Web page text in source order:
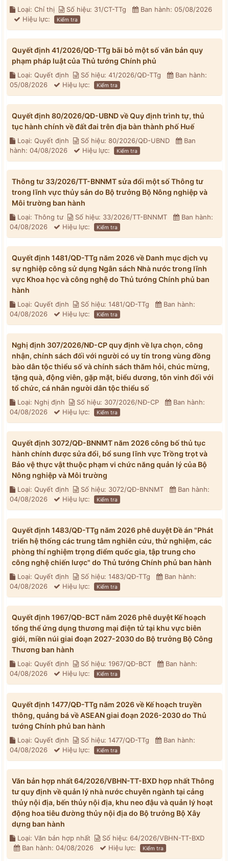
Loại: Chỉ thị Số hiệu: 31/CT-TTg
Ban hành: 05/08/2026
Hiệu lực:
Kiểm tra
Quyết định 41/2026/QĐ-TTg bãi bỏ một số văn bản quy
phạm pháp luật của Thủ tướng Chính phủ
Loại: Quyết định Số hiệu: 41/2026/QĐ-TTg
Ban hành:
05/08/2026
Hiệu lực: Kiểm tra
Quyết định 80/2026/QĐ-UBND về Quy định trình tự, thủ
tục hành chính về đất đai trên địa bàn thành phố Huế
Loại: Quyết định Số hiệu: 80/2026/QĐ-UBND
Ban
hành: 04/08/2026
Hiệu lực: Kiểm tra
Thông tư 33/2026/TT-BNNMT sửa đổi một số Thông tư
trong lĩnh vực thủy sản do Bộ trưởng Bộ Nông nghiệp và
Môi trường ban hành
Loại: Thông tư Số hiệu: 33/2026/TT-BNNMT
Ban hành:
04/08/2026
Hiệu lực: Kiểm tra
Quyết định 1481/QĐ-TTg năm 2026 về Danh mục dịch vụ
sự nghiệp công sử dụng Ngân sách Nhà nước trong lĩnh
vực Khoa học và công nghệ do Thủ tướng Chính phủ ban
hành
Loại: Quyết định Số hiệu: 1481/QĐ-TTg
Ban hành:
04/08/2026
Hiệu lực: Kiểm tra
Nghị định 307/2026/NĐ-CP quy định về lựa chọn, công
nhận, chính sách đối với người có uy tín trong vùng đồng
bào dân tộc thiểu số và chính sách thăm hỏi, chúc mừng,
tặng quà, động viên, gặp mặt, biểu dương, tôn vinh đối với
tổ chức, cá nhân người dân tộc thiểu số
Loại: Nghị định Số hiệu: 307/2026/NĐ-CP
Ban hành:
04/08/2026
Hiệu lực: Kiểm tra
Quyết định 3072/QĐ-BNNMT năm 2026 công bố thủ tục
hành chính được sửa đổi, bổ sung lĩnh vực Trồng trọt và
Bảo vệ thực vật thuộc phạm vi chức năng quản lý của Bộ
Nông nghiệp và Môi trường
Loại: Quyết định Số hiệu: 3072/QĐ-BNNMT
Ban hành:
04/08/2026
Hiệu lực: Kiểm tra
Quyết định 1483/QĐ-TTg năm 2026 phê duyệt Đề án "Phát
triển hệ thống các trung tâm nghiên cứu, thử nghiệm, các
phòng thí nghiệm trọng điểm quốc gia, tập trung cho
công nghệ chiến lược" do Thủ tướng Chính phủ ban hành
Loại: Quyết định Số hiệu: 1483/QĐ-TTg
Ban hành:
04/08/2026
Hiệu lực: Kiểm tra
Quyết định 1967/QĐ-BCT năm 2026 phê duyệt Kế hoạch
tổng thể ứng dụng thương mại điện tử tại khu vực biên
giới, miền núi giai đoạn 2027-2030 do Bộ trưởng Bộ Công
Thương ban hành
Loại: Quyết định Số hiệu: 1967/QĐ-BCT
Ban hành:
04/08/2026
Hiệu lực: Kiểm tra
Quyết định 1477/QĐ-TTg năm 2026 về Kế hoạch truyền
thông, quảng bá về ASEAN giai đoạn 2026-2030 do Thủ
tướng Chính phủ ban hành
Loại: Quyết định Số hiệu: 1477/QĐ-TTg
Ban hành:
04/08/2026
Hiệu lực: Kiểm tra
Văn bản hợp nhất 64/2026/VBHN-TT-BXD hợp nhất Thông
tư quy định về quản lý nhà nước chuyên ngành tại cảng
thủy nội địa, bến thủy nội địa, khu neo đậu và quản lý hoạt
động hoa tiêu đường thủy nội địa do Bộ trưởng Bộ Xây
dựng ban hành
Loại: Văn bản hợp nhất
Số hiệu: 64/2026/VBHN-TT-BXD
Ban hành: 04/08/2026
Hiệu lực: Kiểm tra